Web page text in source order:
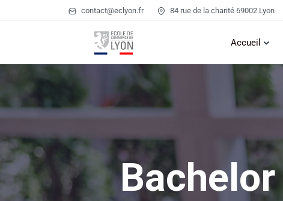
contact@eclyon.fr 84 rue de la charité 69002 Lyon
Accueil
Bachelor